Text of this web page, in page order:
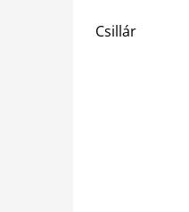
Csillár